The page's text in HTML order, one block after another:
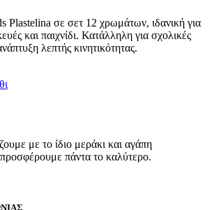
Plastelina σε σετ 12 χρωμάτων, ιδανική για
και παιχνίδι. Κατάλληλη για σχολικές
λεπτής κινητικότητας.
με το ίδιο μεράκι και αγάπη
πάντα το καλύτερο.